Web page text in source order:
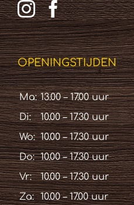
OPENINGSTIJDEN
Ma: 13.00 – 17.00 uur
Di:
10.00 – 17.30 uur
Wo: 10.00 – 17.30 uur
Do: 10.00 – 17.30 uur
Vr:
10.00 – 17.30 uur
Za:
10.00 – 17.00 uur